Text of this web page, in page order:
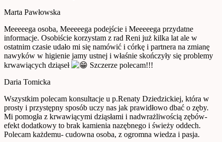
Marta Pawłowska
Meeeeega osoba, Meeeeega podejście i Meeeeega przydatne
informacje. Osobiście korzystam z rad Reni już kilka lat ale w
ostatnim czasie udało mi się namówić i córkę i partnera na zmianę
nawyków w higienie jamy ustnej i właśnie skończyły się problemy
krwawiących dziąseł
Szczerze polecam!!!
Daria Tomicka
Wszystkim polecam konsultacje u p.Renaty Dziedzickiej, która w
prosty i przystępny sposób uczy nas jak prawidłowo dbać o zęby.
Mi pomogła z krwawiącymi dziąsłami i nadwrażliwością zębów-
efekt dodatkowy to brak kamienia nazębnego i świeży oddech.
Polecam każdemu- cudowna osoba, z ogromna wiedza i pasja.